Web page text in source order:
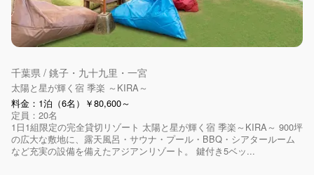
千葉県 / 銚子・九十九里・一宮
太陽と星が輝く宿 季楽 ～KIRA～
料金：1泊（6名）￥80,600～
定員：20名
1日1組限定の完全貸切リゾート 太陽と星が輝く宿 季楽～KIRA～ 900坪
の広大な敷地に、露天風呂・サウナ・プール・BBQ・シアタールーム
など充実の設備を備えたアジアンリゾート。 鍵付き5ベッ...